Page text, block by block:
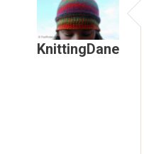
KnittingDane